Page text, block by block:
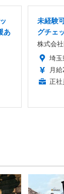
あ
未経験
グチェ
株式会
埼玉
月
正社